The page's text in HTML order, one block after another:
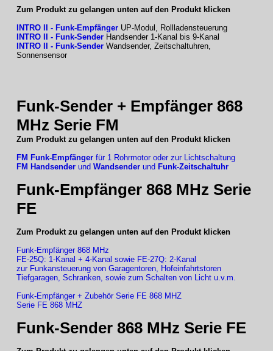
Zum Produkt zu gelangen unten auf den Produkt klicken
INTRO II - Funk-Empfänger UP-Modul, Rollladensteuerung
INTRO II - Funk-Sender Handsender 1-Kanal bis 9-Kanal
INTRO II - Funk-Sender Wandsender, Zeitschaltuhren,
Sonnensensor
Funk-Sender + Empfänger 868
MHz Serie FM
Zum Produkt zu gelangen unten auf den Produkt klicken
FM Funk-Empfänger für 1 Rohrmotor oder zur Lichtschaltung
FM Handsender und Wandsender und Funk-Zeitschaltuhr
Funk-Empfänger 868 MHz Serie
FE
Zum Produkt zu gelangen unten auf den Produkt klicken
Funk-Empfänger 868 MHz
FE-25Q: 1-Kanal + 4-Kanal sowie FE-27Q: 2-Kanal
zur Funkansteuerung von Garagentoren, Hofeinfahrtstoren
Tiefgaragen, Schranken, sowie zum Schalten von Licht u.v.m.
Funk-Empfänger + Zubehör Serie FE 868 MHZ
Serie FE 868 MHZ
Funk-Sender 868 MHz Serie FE